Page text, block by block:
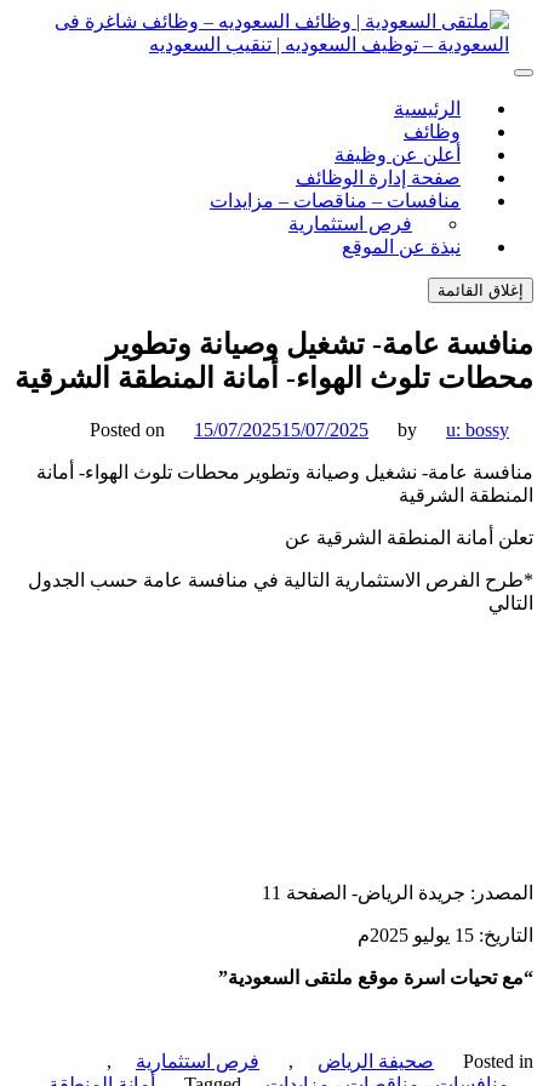
– توظيف السعوديه | تنقيب السعوديه
السعوديه | تنقيب السعوديه
الرئيسية
وظائف
أعلن عن وظيفة
صفحة إدارة الوظائف
منافسات – مناقصات – مزايدات
فرص استثمارية
نبذة عن الموقع
القائمة
عامة- تشغيل وصيانة وتطوير
تلوث الهواء- أمانة المنطقة الشرقية
Posted on 15/07/202515/07/2025 by u:
عامة- نشغيل وصيانة وتطوير محطات تلوث الهواء- أمانة
الشرقية
أمانة المنطقة الشرقية عن
الفرص الاستثمارية التالية في منافسة عامة حسب الجدول
جريدة الرياض- الصفحة 11
2025م
تحيات اسرة موقع ملتقى السعودية”
صحيفة الرياض , فرص استثمارية
,